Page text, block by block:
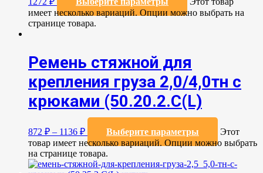
имеет несколько вариаций. Опции можно выбрать на
странице товара.
Ремень стяжной для
крепления груза 2,0/4,0тн с
крюками (50.20.2.C(L)
872 ₽ – 1136 ₽ Выберите параметры
Этот
товар имеет несколько вариаций. Опции можно выбрать
на странице товара.